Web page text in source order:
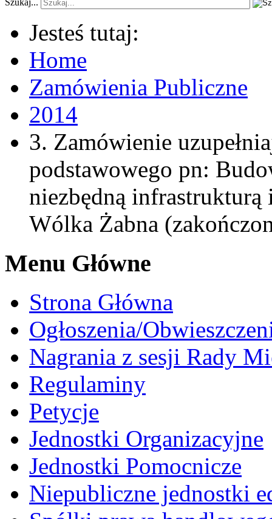
Jesteś tutaj:
Home
Zamówienia Publiczne
2014
3. Zamówienie
podstawowego pn:
niezbędną
Wólka Żabna
Menu Główne
Strona Główna
Ogłoszenia/
Nagrania z sesji Rady
Regulaminy
Petycje
Jednostki Organizacyjne
Jednostki Pomocnicze
Niepubliczne jednostki